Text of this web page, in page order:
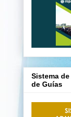
Sistema
de Guías